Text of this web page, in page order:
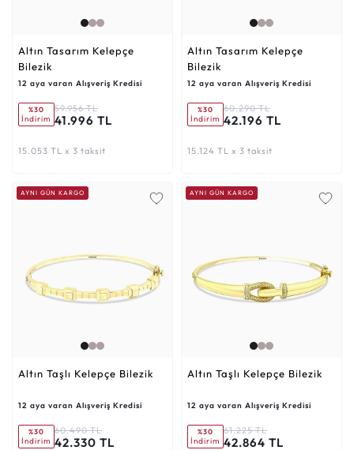
Altın Tasarım Kelepçe
Bilezik
12 aya varan Alışveriş Kredisi
%30
İndirim
59.956 TL
41.996 TL
15.053 TL x 3 taksit
Altın Tasarım Kelepçe
Bilezik
12 aya varan Alışveriş Kredisi
%30
İndirim
60.290 TL
42.196 TL
15.124 TL x 3 taksit
AYNI GÜN KARGO
Altın Taşlı Kelepçe Bilezik
12 aya varan Alışveriş Kredisi
%30
İndirim
60.490 TL
42.330 TL
AYNI GÜN KARGO
Altın Taşlı Kelepçe Bilezik
12 aya varan Alışveriş Kredisi
%30
İndirim
61.225 TL
42.864 TL